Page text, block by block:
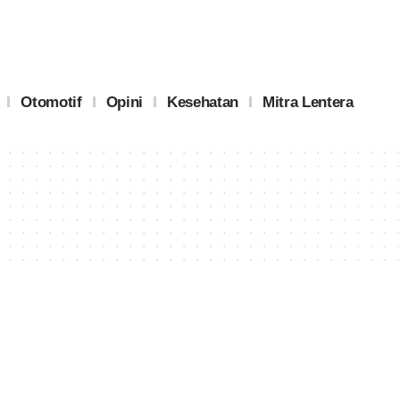
Otomotif Opini Kesehatan Mitra Lentera